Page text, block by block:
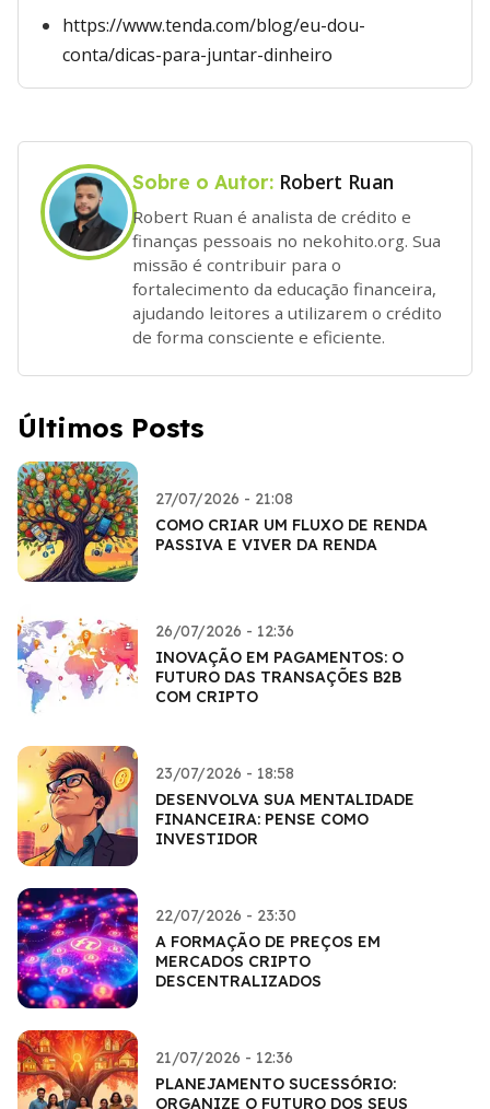
https://www.tenda.com/blog/eu-dou-
conta/dicas-para-juntar-dinheiro
Sobre o Autor: Robert Ruan
Robert Ruan é analista de crédito e
finanças pessoais no nekohito.org. Sua
missão é contribuir para o
fortalecimento da educação financeira,
ajudando leitores a utilizarem o crédito
de forma consciente e eficiente.
Últimos Posts
27/07/2026 - 21:08
COMO CRIAR UM FLUXO DE RENDA
PASSIVA E VIVER DA RENDA
26/07/2026 - 12:36
INOVAÇÃO EM PAGAMENTOS: O
FUTURO DAS TRANSAÇÕES B2B
COM CRIPTO
23/07/2026 - 18:58
DESENVOLVA SUA MENTALIDADE
FINANCEIRA: PENSE COMO
INVESTIDOR
22/07/2026 - 23:30
A FORMAÇÃO DE PREÇOS EM
MERCADOS CRIPTO
DESCENTRALIZADOS
21/07/2026 - 12:36
PLANEJAMENTO SUCESSÓRIO:
ORGANIZE O FUTURO DOS SEUS